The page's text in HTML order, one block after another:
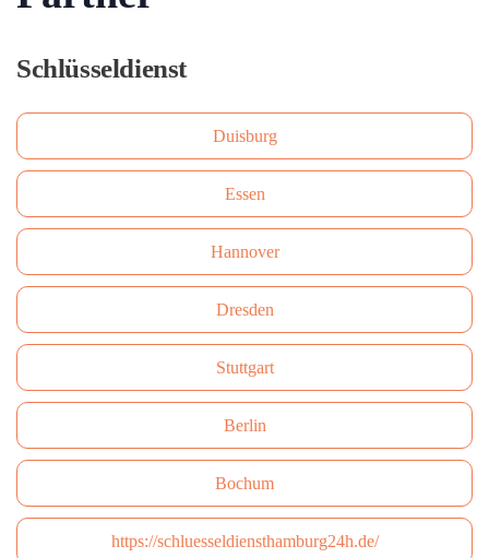
Schlüsseldienst
Duisburg
Essen
Hannover
Dresden
Stuttgart
Berlin
Bochum
https://schluesseldiensthamburg24h.de/